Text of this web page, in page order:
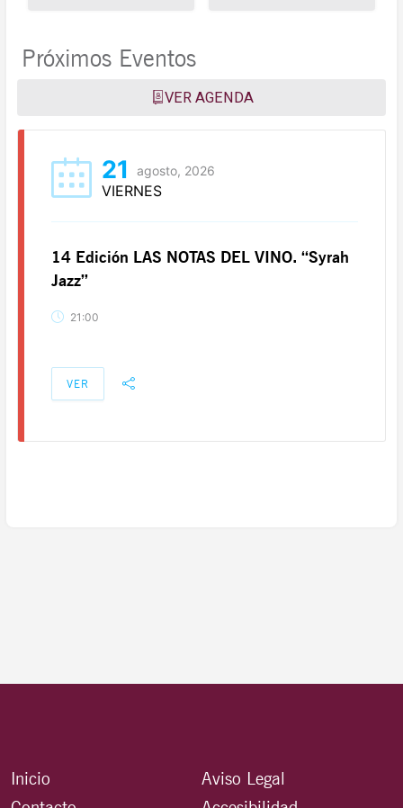
Próximos Eventos
VER AGENDA
21 agosto, 2026
VIERNES
14 Edición LAS NOTAS DEL VINO. “Syrah
Jazz”
21:00
VER
Inicio
Aviso Legal